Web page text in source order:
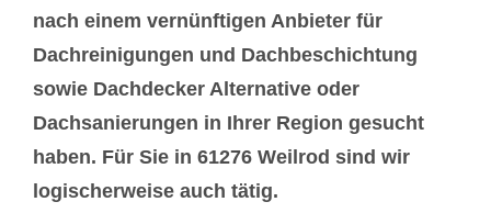
nach einem vernünftigen Anbieter für
Dachreinigungen und Dachbeschichtung
sowie Dachdecker Alternative oder
Dachsanierungen in Ihrer Region gesucht
haben. Für Sie in 61276 Weilrod sind wir
logischerweise auch tätig.